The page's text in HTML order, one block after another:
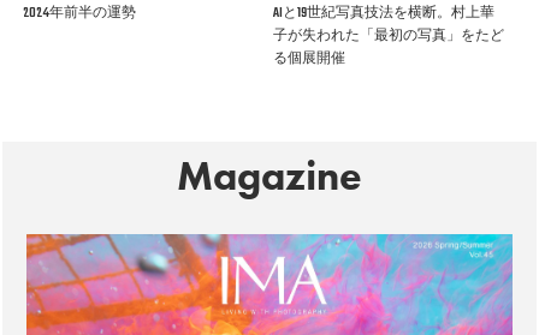
2024年前半の運勢
AIと19世紀写真技法を横断。村上華
子が失われた「最初の写真」をたど
る個展開催
Magazine